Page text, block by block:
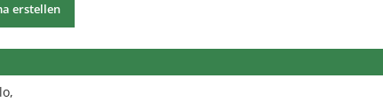
erstellen